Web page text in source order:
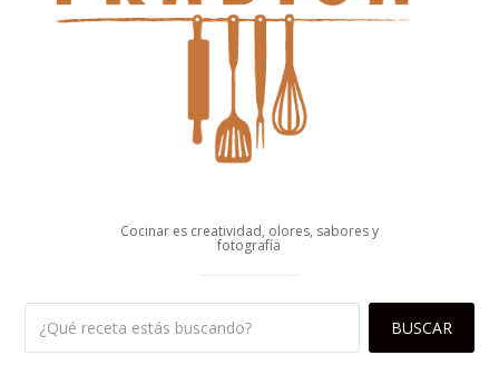
Cocinar es creatividad, olores, sabores y
fotografía